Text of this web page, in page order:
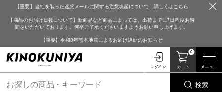
【重要】当社を装った迷惑メールに関する注意喚起について 詳しくはこちら
【商品のお届け日数について】新商品など商品によっては、出荷までに7日程度お時
間をいただいております。何卒ご了承くださいますようお願い申し上げます。
【重要】令和8年熊本地震によるお届け遅延のお知らせ
0
検索